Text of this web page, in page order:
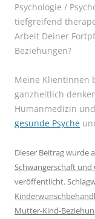
Psychologie /
tiefgreifend
Arbeit Deiner
Beziehungen?
Meine Klientinnen
ganzheitlich
Humanmedizin
gesunde Psyche
Dieser Beitrag wurde
Schwangerschaft und
veröffentlicht.
Mutter-Kind-